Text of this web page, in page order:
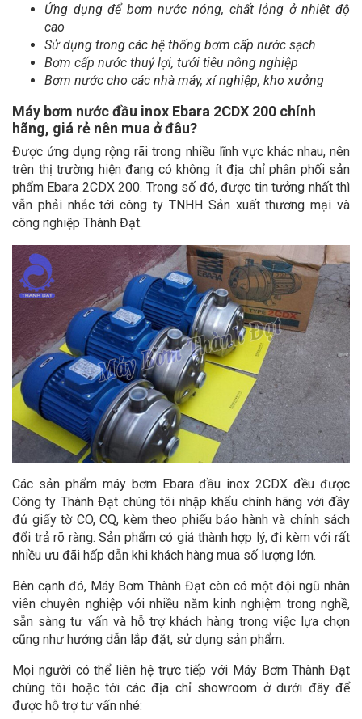
Ứng dụng để bơm nước nóng, chất lỏng ở nhiệt độ
cao
Sử dụng trong các hệ thống bơm cấp nước sạch
Bơm cấp nước thuỷ lợi, tưới tiêu nông nghiệp
Bơm nước cho các nhà máy, xí nghiệp, kho xưởng
Máy bơm nước đầu inox Ebara 2CDX 200 chính
hãng, giá rẻ nên mua ở đâu?
Được ứng dụng rộng rãi trong nhiều lĩnh vực khác nhau, nên
trên thị trường hiện đang có không ít địa chỉ phân phối sản
phẩm Ebara 2CDX 200. Trong số đó, được tin tưởng nhất thì
vẫn phải nhắc tới công ty TNHH Sản xuất thương mại và
công nghiệp Thành Đạt.
Các sản phẩm máy bơm Ebara đầu inox 2CDX đều được
Công ty Thành Đạt chúng tôi nhập khẩu chính hãng với đầy
đủ giấy tờ CO, CQ, kèm theo phiếu bảo hành và chính sách
đổi trả rõ ràng. Sản phẩm có giá thành hợp lý, đi kèm với rất
nhiều ưu đãi hấp dẫn khi khách hàng mua số lượng lớn.
Bên cạnh đó, Máy Bơm Thành Đạt còn có một đội ngũ nhân
viên chuyên nghiệp với nhiều năm kinh nghiệm trong nghề,
sẵn sàng tư vấn và hỗ trợ khách hàng trong việc lựa chọn
cũng như hướng dẫn lắp đặt, sử dụng sản phẩm.
Mọi người có thể liên hệ trực tiếp với Máy Bơm Thành Đạt
chúng tôi hoặc tới các địa chỉ showroom ở dưới đây để
được hỗ trợ tư vấn nhé: